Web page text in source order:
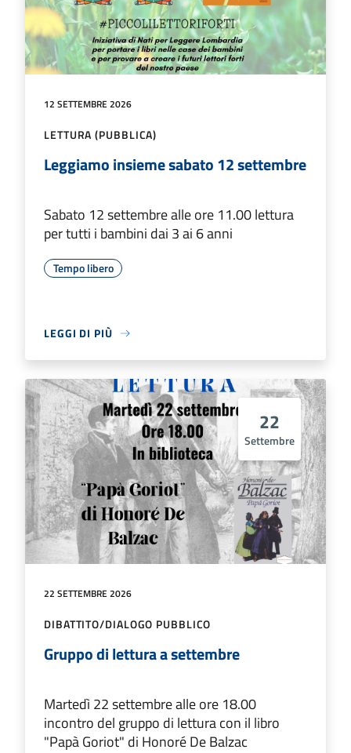
12 SETTEMBRE 2026
LETTURA (PUBBLICA)
Leggiamo insieme sabato 12 settembre
Sabato 12 settembre alle ore 11.00 lettura
per tutti i bambini dai 3 ai 6 anni
Tempo libero
LEGGI DI PIÙ
22
Settembre
22 SETTEMBRE 2026
DIBATTITO/DIALOGO PUBBLICO
Gruppo di lettura a settembre
Martedì 22 settembre alle ore 18.00
incontro del gruppo di lettura con il libro
"Papà Goriot" di Honoré De Balzac